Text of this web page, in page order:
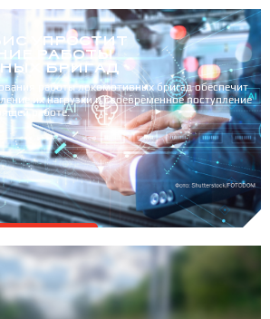
УПРОСТИТ
РАБОТЫ
БРИГАД
работы локомотивных бригад обеспечит
их нагрузки и своевременное поступление
работе.